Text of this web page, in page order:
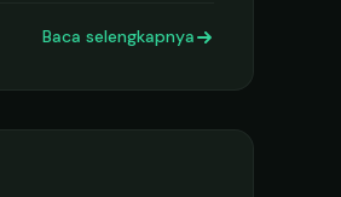
Baca selengkapnya